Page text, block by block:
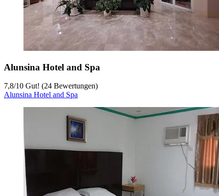
Alunsina Hotel and Spa
7,8/10 Gut! (24 Bewertungen)
Alunsina Hotel and Spa